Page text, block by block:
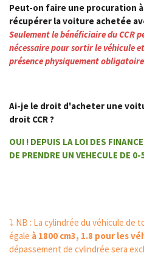
Peut-on faire une procuration
récupérer la voiture achetée
Seulement le bénéficiaire du CCR
nécessaire pour sortir le véhicule
présence physiquement
Ai-je le droit d'acheter une
droit CCR ?
OUI ! DEPUIS LA LOI DES
DE PRENDRE UN VEHECULE DE 0-
⤵️ NB : La cylindrée du véhicule de
égale à 1800 cm3, 1.8 pour les
dépassement de cylindrée sera